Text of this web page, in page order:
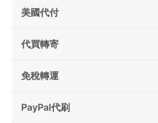
美國代付
代買轉寄
免稅轉運
PayPal代刷